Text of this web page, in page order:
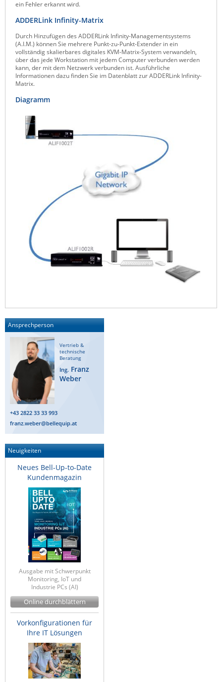
ein Fehler erkannt wird.
ADDERLink Infinity-Matrix
Durch Hinzufügen des ADDERLink Infinity-Managementsystems
(A.I.M.) können Sie mehrere Punkt-zu-Punkt-Extender in ein
vollständig skalierbares digitales KVM-Matrix-System verwandeln,
über das jede Workstation mit jedem Computer verbunden werden
kann, der mit dem Netzwerk verbunden ist. Ausführliche
Informationen dazu finden Sie im Datenblatt zur ADDERLink Infinity-
Matrix.
Diagramm
Ansprechperson
Vertrieb &
technische
Beratung
Ing. Franz
Weber
+43 2822 33 33 993
franz.weber@bellequip.at
Neuigkeiten
Neues Bell-Up-to-Date
Kundenmagazin
Ausgabe mit Schwerpunkt
Monitoring, IoT und
Industrie PCs (AI)
Online durchblättern
Vorkonfigurationen für
Ihre IT Lösungen